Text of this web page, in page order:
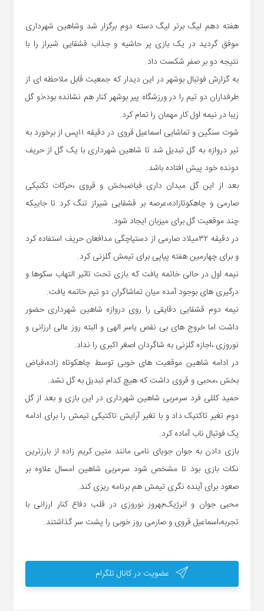
هفته دهم لیگ برتر لیگ دسته دوم برگزار شد وشاهین شهرداری
موفق گردید در یک بازی پر حاشیه و جذاب قشقایی شیراز را با
نتیجه دو بر صفر شکست داد.
به گزارش فوتبال بوشهر در این دیدار که جمعیت قابل ملاحظه ای از
طرفداران دو تیم را در ورزشگاه پیر بوشهر کنار هم نشانده بود؛ذو گل
زیبا در نیمه اول کار مهمان را تمام کرد.
شوت سنگین و تماشایی اسماعیل قروی در دقیقه ۱۱پس از برخورد به
تیر دروازه به گل تبدیل شد تا شاهین شهرداری با یک گل از حریف
دونده خود پیش افتاده باشد.
بعد از این گل میدان داری فیاضبخش و قروی ،حرکات تکنیکی
صارمی و چاهکوتازاده،عرصه بر قشقایی شیراز تنگ کرد تا جاییکه
چند موقعیت گل برای میزبان ایجاد شود.
در دقیقه ۳۲میلاد صارمی از دستپاچگی مدافعان حریف استفاده کرد
و برای چهارمین هفته پیاپی برای تیمش گلزنی کرد.
نیمه اول در حالی خاتمه یافت که بازی تحت تاثیر التهاب سکوها و
درگیری های بوجود آمده میان تماشاگران دو تیم خاتمه یافت.
نیمه دوم قشقایی دقایقی را روی دروازه شاهین شهرداری حضور
داشت اما خروج های بی نقص یاسر الهی و البته روز عالی ارزانی و
نوروزی ،اجازه گلزنی به شاگردان اصغر اکبری را نداد.
در ادامه شاهین موقعیت های خوبی توسط چاهکوتاه زاده،فیاض
بخش ،محبی و قروی داشت که هیچ کدام تبدیل به گل نشد.
حمید کللی فرد سرمربی شاهین شهرداری در این بازی و بعد از گل
دوم تغیر تاکتیک داد و با تغیر آرایش تاکتیکی تیمش را برای ادامه
یک فوتبال ناب آماده کرد.
بازی دادن به جوان جویای نامی مانند متین کریم زاده از بارزترین
نکات بازی بود تا مشخص شود سرمربی شاهین امسال علاوه بر
صعود برای آینده نگری تیمش هم برنامه ریزی کند.
محبی جوان و انرژیک؛بهروز نوروزی در قلب دفاع کنار ارزانی با
تجربه،اسماعیل قروی و صارمی روز خوبی را پشت سر گذاشتند.
عضویت در کانال تلگرام